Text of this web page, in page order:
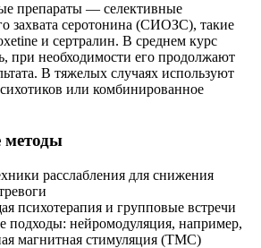
препараты — селективные
захвата серотонина (СИОЗС), такие
и сертралин. В среднем курс
при необходимости его продолжают
В тяжелых случаях используют
или комбинированное
методы
расслабления для снижения
психотерапия и групповые встречи
подходы: нейромодуляция, например,
магнитная стимуляция (ТМС)